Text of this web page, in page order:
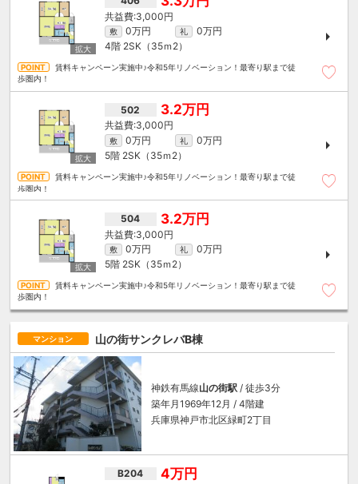
3,000円
敷 0万円 礼
0万円
4階 2SK（35ｍ 2）
賃料キャンペーン実施中♪令和5年リノベーション！最寄り駅まで徒
歩圏内！
502 3.2万円
3,000円
敷 0万円 礼
0万円
5階 2SK（35ｍ 2）
賃料キャンペーン実施中♪令和5年リノベーション！最寄り駅まで徒
歩圏内！
504 3.2万円
3,000円
敷 0万円 礼
0万円
5階 2SK（35ｍ 2）
賃料キャンペーン実施中♪令和5年リノベーション！最寄り駅まで徒
歩圏内！
マンション 山の街サンクレバB棟
神鉄有馬線山の街駅/ 徒歩3分
築年月1969年12月 / 4階建
兵庫県神戸市北区緑町2丁目
B204 4万円